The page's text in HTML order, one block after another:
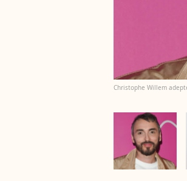
Christophe Willem